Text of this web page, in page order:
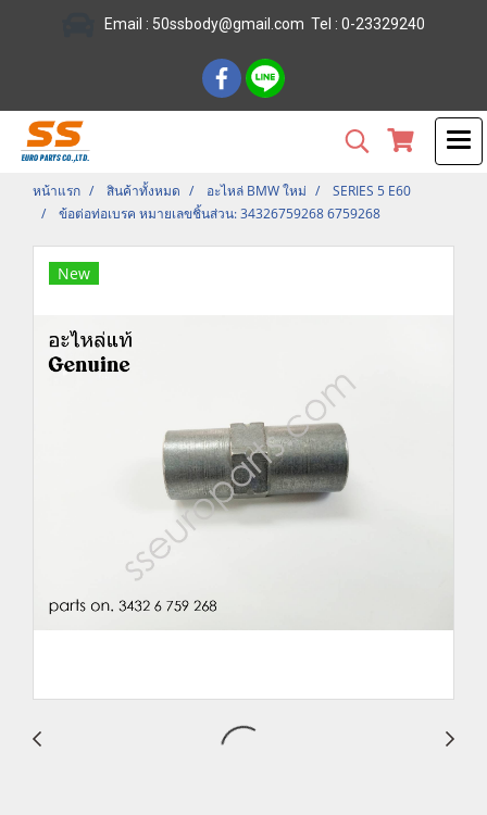
Email : 50ssbody@gmail.com Tel : 0-23329240
หน้าแรก สินค้าทั้งหมด อะไหล่ BMW ใหม่
SERIES 5 E60
ข้อต่อท่อเบรค หมายเลขชิ้นส่วน: 34326759268 6759268
New